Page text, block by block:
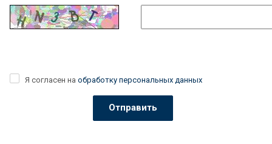
Я согласен на обработку персональных данных